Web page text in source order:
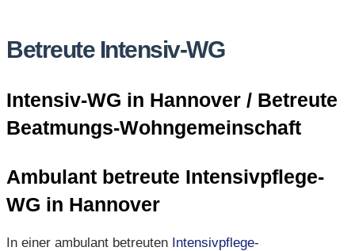
Betreute Intensiv-WG
Intensiv-WG in Hannover / Betreute
Beatmungs-Wohngemeinschaft
Ambulant betreute Intensivpflege-
WG in Hannover
In einer ambulant betreuten Intensivpflege-